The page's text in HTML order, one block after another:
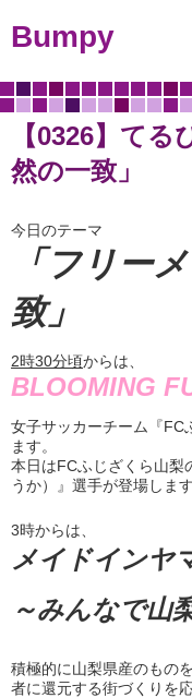
Bumpy
【0326】て
然の一致」
今日のテーマ
「フリー
致」
2時30分頃からは、
BLOOMING
女子サッカーチーム『FC
ます。
本日はFCふじざくら山
うか）』選手が登場しま
3時からは、
メイドインヤ
～みんなで山
積極的に山梨県産のもの
者に還元する街づくりを応